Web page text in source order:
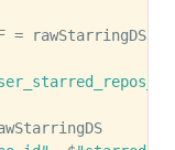
= rawStarringDS